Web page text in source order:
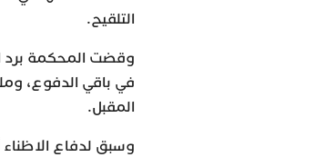
التلقيح.
وقضت المحكمة برد
في باقي الدفوع،
المقبل.
وسبق لدفاع